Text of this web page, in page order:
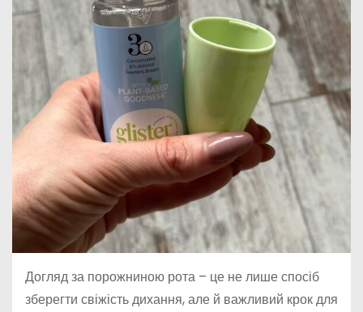
Догляд за порожниною рота – це не лише спосіб
зберегти свіжість дихання, але й важливий крок для